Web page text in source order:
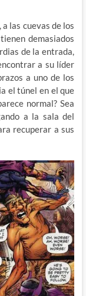
las cuevas de los
demasiados
de la entrada,
a su líder
a uno de los
el túnel en el que
normal? Sea
a la sala del
recuperar a sus